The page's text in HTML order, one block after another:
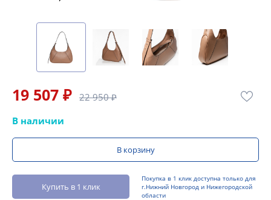
19 507 ₽ 22 950 ₽
В наличии
В корзину
Купить в 1 клик
Покупка в 1 клик доступна только для
г.Нижний Новгород и Нижегородской
области